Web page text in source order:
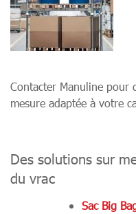
Contacter Manuline pour
mesure adaptée à votre
Des solutions sur
du vrac
Sac Big